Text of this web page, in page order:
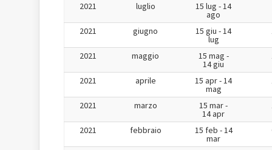
2021 luglio 15 lug - 14
ago
2021 giugno 15 giu - 14
lug
2021 maggio 15 mag -
14 giu
2021 aprile 15 apr - 14
mag
2021 marzo 15 mar -
14 apr
2021 febbraio 15 feb - 14
mar